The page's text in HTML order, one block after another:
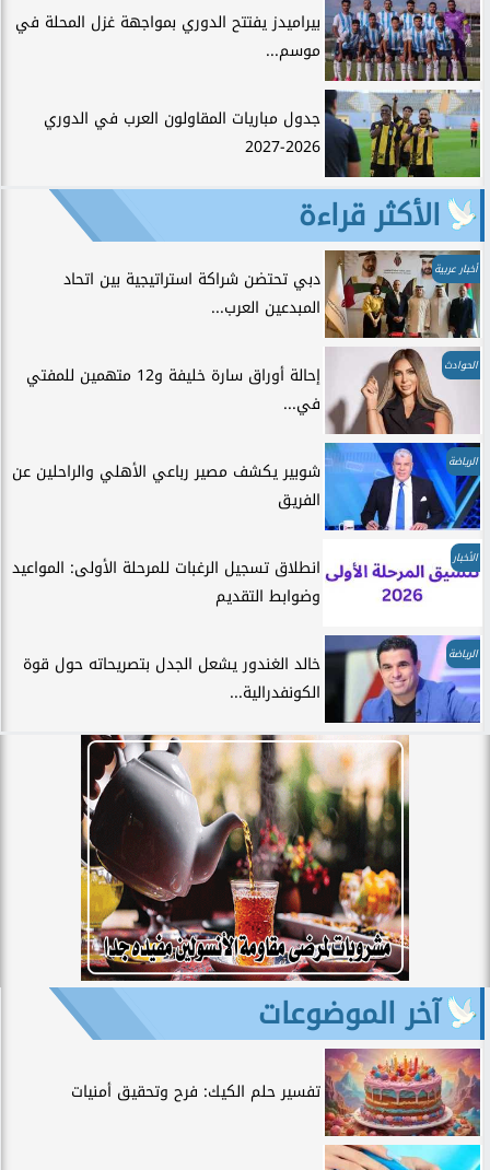
بيراميدز يفتتح الدوري بمواجهة غزل المحلة في
موسم...
جدول مباريات المقاولون العرب في الدوري
2026-2027
الأكثر قراءة
أخبار عربية
دبي تحتضن شراكة استراتيجية بين اتحاد
المبدعين العرب...
الحوادث
إحالة أوراق سارة خليفة و12 متهمين للمفتي
في...
الرياضة
شوبير يكشف مصير رباعي الأهلي والراحلين عن
الفريق
الأخبار
انطلاق تسجيل الرغبات للمرحلة الأولى: المواعيد
وضوابط التقديم
الرياضة
خالد الغندور يشعل الجدل بتصريحاته حول قوة
الكونفدرالية...
آخر الموضوعات
تفسير حلم الكيك: فرح وتحقيق أمنيات